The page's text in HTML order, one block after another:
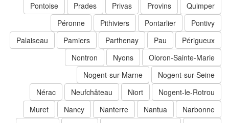
Quimper
Provins
Privas
Prades
Pontoise
Pontivy
Pontarlier
Pithiviers
Péronne
Périgueux
Parthenay
Pamiers
Palaiseau
Oloron-Sainte-Marie
Nyons
Nontron
Nogent-sur-Seine
Nogent-sur-Marne
Nogent-le-Rotrou
Niort
Neufchâteau
Nérac
Narbonne
Nantua
Nanterre
Nancy
Muret